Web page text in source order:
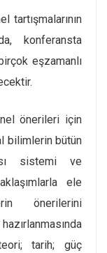
tartışmalarının
konferansta
eşzamanlı
önerileri için
bilimlerin bütün
sistemi ve
ele
önerilerini
tarih; güç